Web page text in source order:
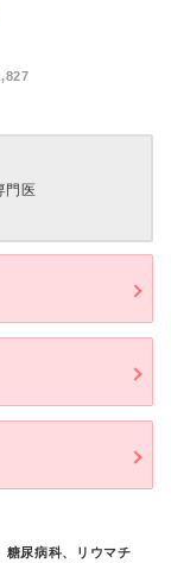
門医
糖尿病科、リウマチ